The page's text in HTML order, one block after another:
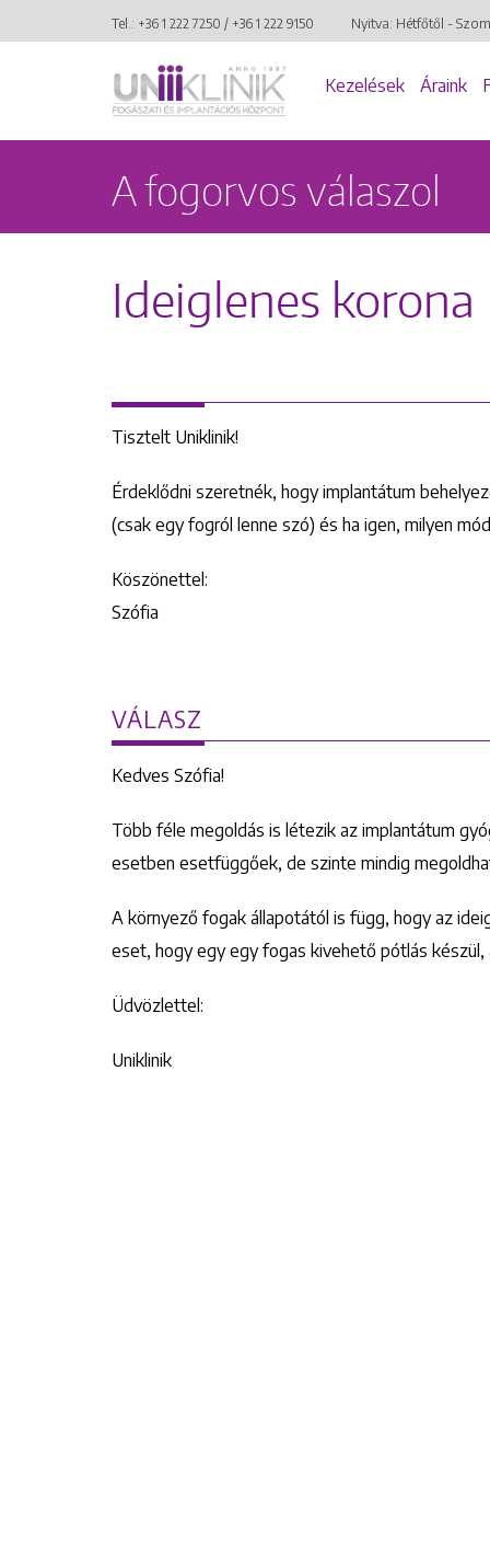
Tel.: +36 1 222 7250 / +36 1 222 9150 Nyitva: Hétfőtől -
Kezelések Áraink
A fogorvos válaszol
Ideiglenes korona
Tisztelt Uniklinik!
Érdeklődni szeretnék, hogy implantátum
(csak egy fogról lenne szó) és ha igen, milyen
Köszönettel:
Szófia
VÁLASZ
Kedves Szófia!
Több féle megoldás is létezik az implantátum
esetben esetfüggőek, de szinte mindig
A környező fogak állapotától is függ, hogy az
eset, hogy egy egy fogas kivehető pótlás
Üdvözlettel:
Uniklinik